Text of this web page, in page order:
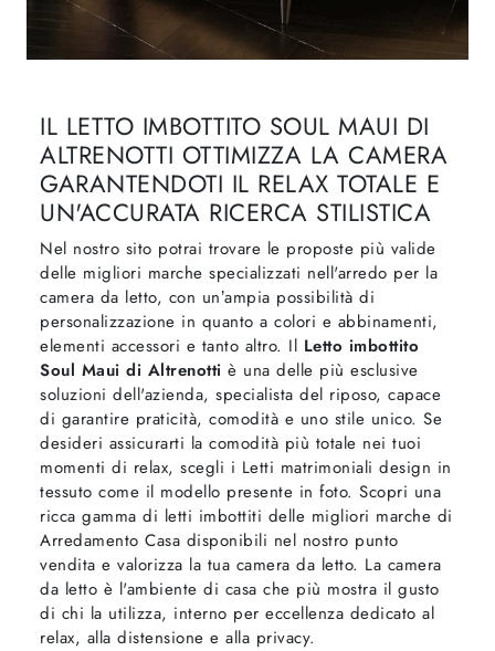
IL LETTO IMBOTTITO SOUL MAUI DI
ALTRENOTTI OTTIMIZZA LA CAMERA
GARANTENDOTI IL RELAX TOTALE E
UN'ACCURATA RICERCA STILISTICA
Nel nostro sito potrai trovare le proposte più valide
delle migliori marche specializzati nell'arredo per la
camera da letto, con un’ampia possibilità di
personalizzazione in quanto a colori e abbinamenti,
elementi accessori e tanto altro. Il Letto imbottito
Soul Maui di Altrenotti è una delle più esclusive
soluzioni dell'azienda, specialista del riposo, capace
di garantire praticità, comodità e uno stile unico. Se
desideri assicurarti la comodità più totale nei tuoi
momenti di relax, scegli i Letti matrimoniali design in
tessuto come il modello presente in foto. Scopri una
ricca gamma di letti imbottiti delle migliori marche di
Arredamento Casa disponibili nel nostro punto
vendita e valorizza la tua camera da letto. La camera
da letto è l'ambiente di casa che più mostra il gusto
di chi la utilizza, interno per eccellenza dedicato al
relax, alla distensione e alla privacy.